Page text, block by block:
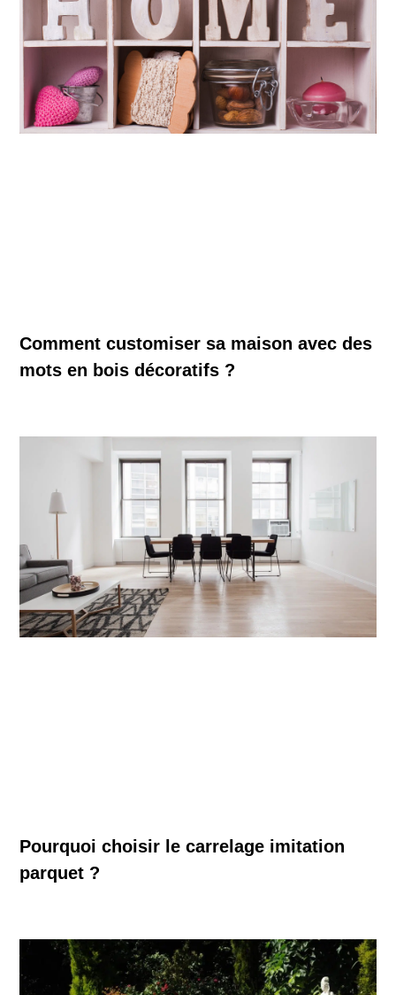
Comment customiser sa maison avec des
mots en bois décoratifs ?
Pourquoi choisir le carrelage imitation
parquet ?